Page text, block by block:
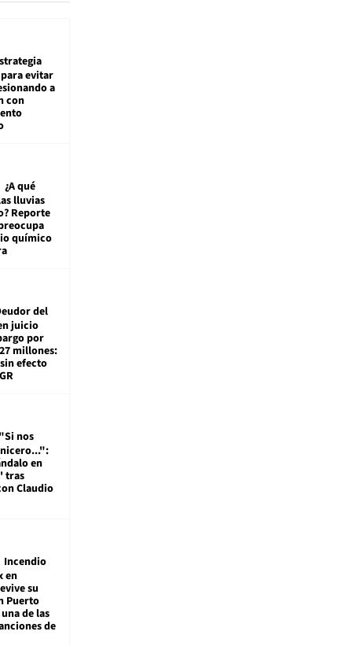
evitar
a
con
¿A qué
lluvias
Reporte
químico
del
juicio
por
millones:
efecto
"Si nos
en
tras
Claudio
Incendio
en
su
Puerto
de las
de